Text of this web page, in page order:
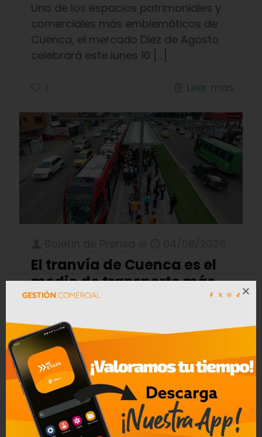
Uno de los espacios patrimoniales y
comerciales más emblemáticos de
Cuenca, el mercado Diez de Agosto
celebrará este lunes 10 […]
Leer mas
El tranvía de Cuenca es el
medio de transporte más
seguro de la ciudad
Más de 200 cámaras en la ruta
tranviaria, ocho cámaras internas y
dos externas en cada unidad, un
Puesto de[…]
Leer mas